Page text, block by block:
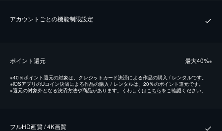
アカウントごとの機能制限設定
ポイント還元 最⼤40%※
※40％ポイント還元の対象は、クレジットカード決済による作品の購入 / レンタルです。
※iOSアプリのUコイン決済による作品の購入 / レンタルは、20％のポイント還元です。
※還元の対象外となる決済方法や商品があります。くわしくはこちらをご確認ください。
フルHD画質 / 4K画質